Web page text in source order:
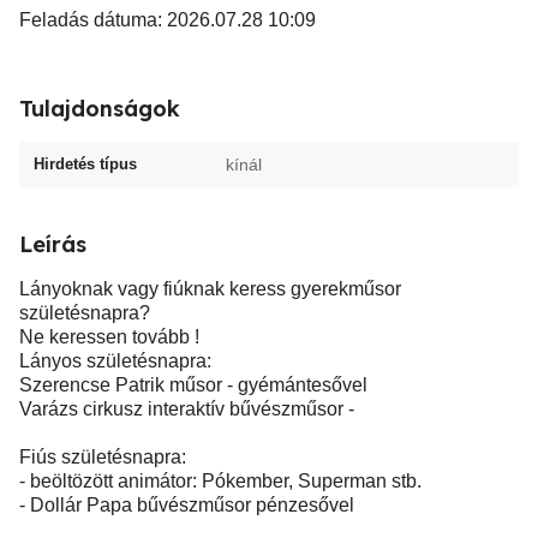
Feladás dátuma: 2026.07.28 10:09
Tulajdonságok
Hirdetés típus kínál
Leírás
Lányoknak vagy fiúknak keress gyerekműsor
születésnapra?
Ne keressen tovább !
Lányos születésnapra:
Szerencse Patrik műsor - gyémántesővel
Varázs cirkusz interaktív bűvészműsor -
Fiús születésnapra:
- beöltözött animátor: Pókember, Superman stb.
- Dollár Papa bűvészműsor pénzesővel